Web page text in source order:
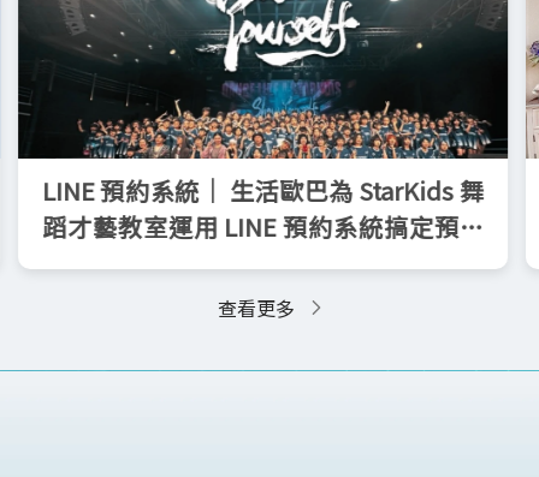
LINE 預約系統｜ 生活歐巴為 StarKids 舞
蹈才藝教室運用 LINE 預約系統搞定預售
票券、線上報名
查看更多